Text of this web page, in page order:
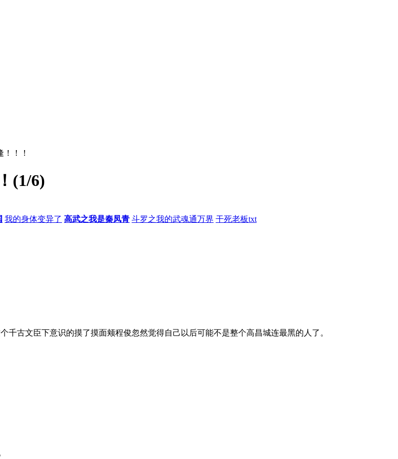
！！
(1/6)
我的身体变异了 高武之我是秦凤青 斗罗之我的武魂通万界 干死老板txt
古文臣下意识的摸了摸面颊程俊忽然觉得自己以后可能不是整个高昌城连最黑的人了。